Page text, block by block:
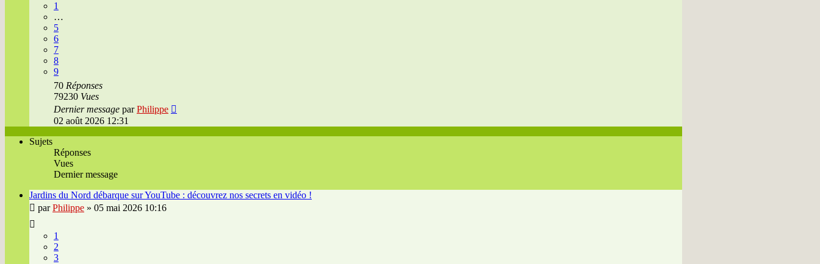
1
…
5
6
7
8
9
70 Réponses
79230 Vues
Dernier message parPhilippe
02 août 2026 12:31
Sujets
Réponses
Vues
Dernier message
Jardins du Nord débarque sur YouTube : découvrez nos secrets en vidéo !
parPhilippe » 05 mai 2026 10:16
1
2
3